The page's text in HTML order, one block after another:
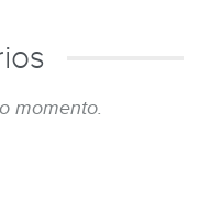
momento.